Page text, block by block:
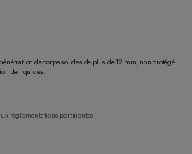
de corps solides de plus de 12 mm, non protégé
de liquides.
réglementations pertinentes.